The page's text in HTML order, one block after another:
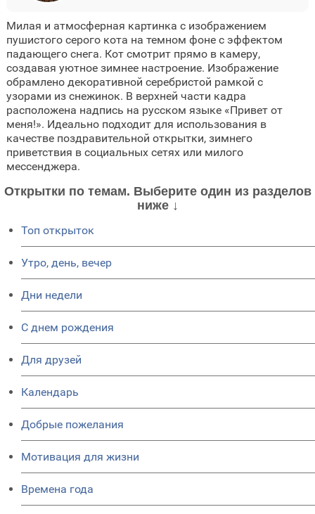
Милая и атмосферная картинка с изображением
пушистого серого кота на темном фоне с эффектом
падающего снега. Кот смотрит прямо в камеру,
создавая уютное зимнее настроение. Изображение
обрамлено декоративной серебристой рамкой с
узорами из снежинок. В верхней части кадра
расположена надпись на русском языке «Привет от
меня!». Идеально подходит для использования в
качестве поздравительной открытки, зимнего
приветствия в социальных сетях или милого
мессенджера.
Открытки по темам. Выберите один из разделов
ниже ↓
Топ открыток
Утро, день, вечер
Дни недели
C днем рождения
Для друзей
Календарь
Добрые пожелания
Мотивация для жизни
Времена года